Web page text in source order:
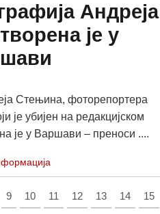
Андреја
је у
Стењина, фоторепортера
је убијен на редакцијском
је у Варшави – преноси ....
9 10 11 12 13 14 15